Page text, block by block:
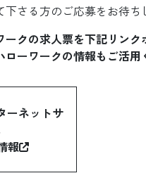
さる方のご応募をお待ち
クの求人票を下記リンク
ーワークの情報もご活用
ーネットサ
報